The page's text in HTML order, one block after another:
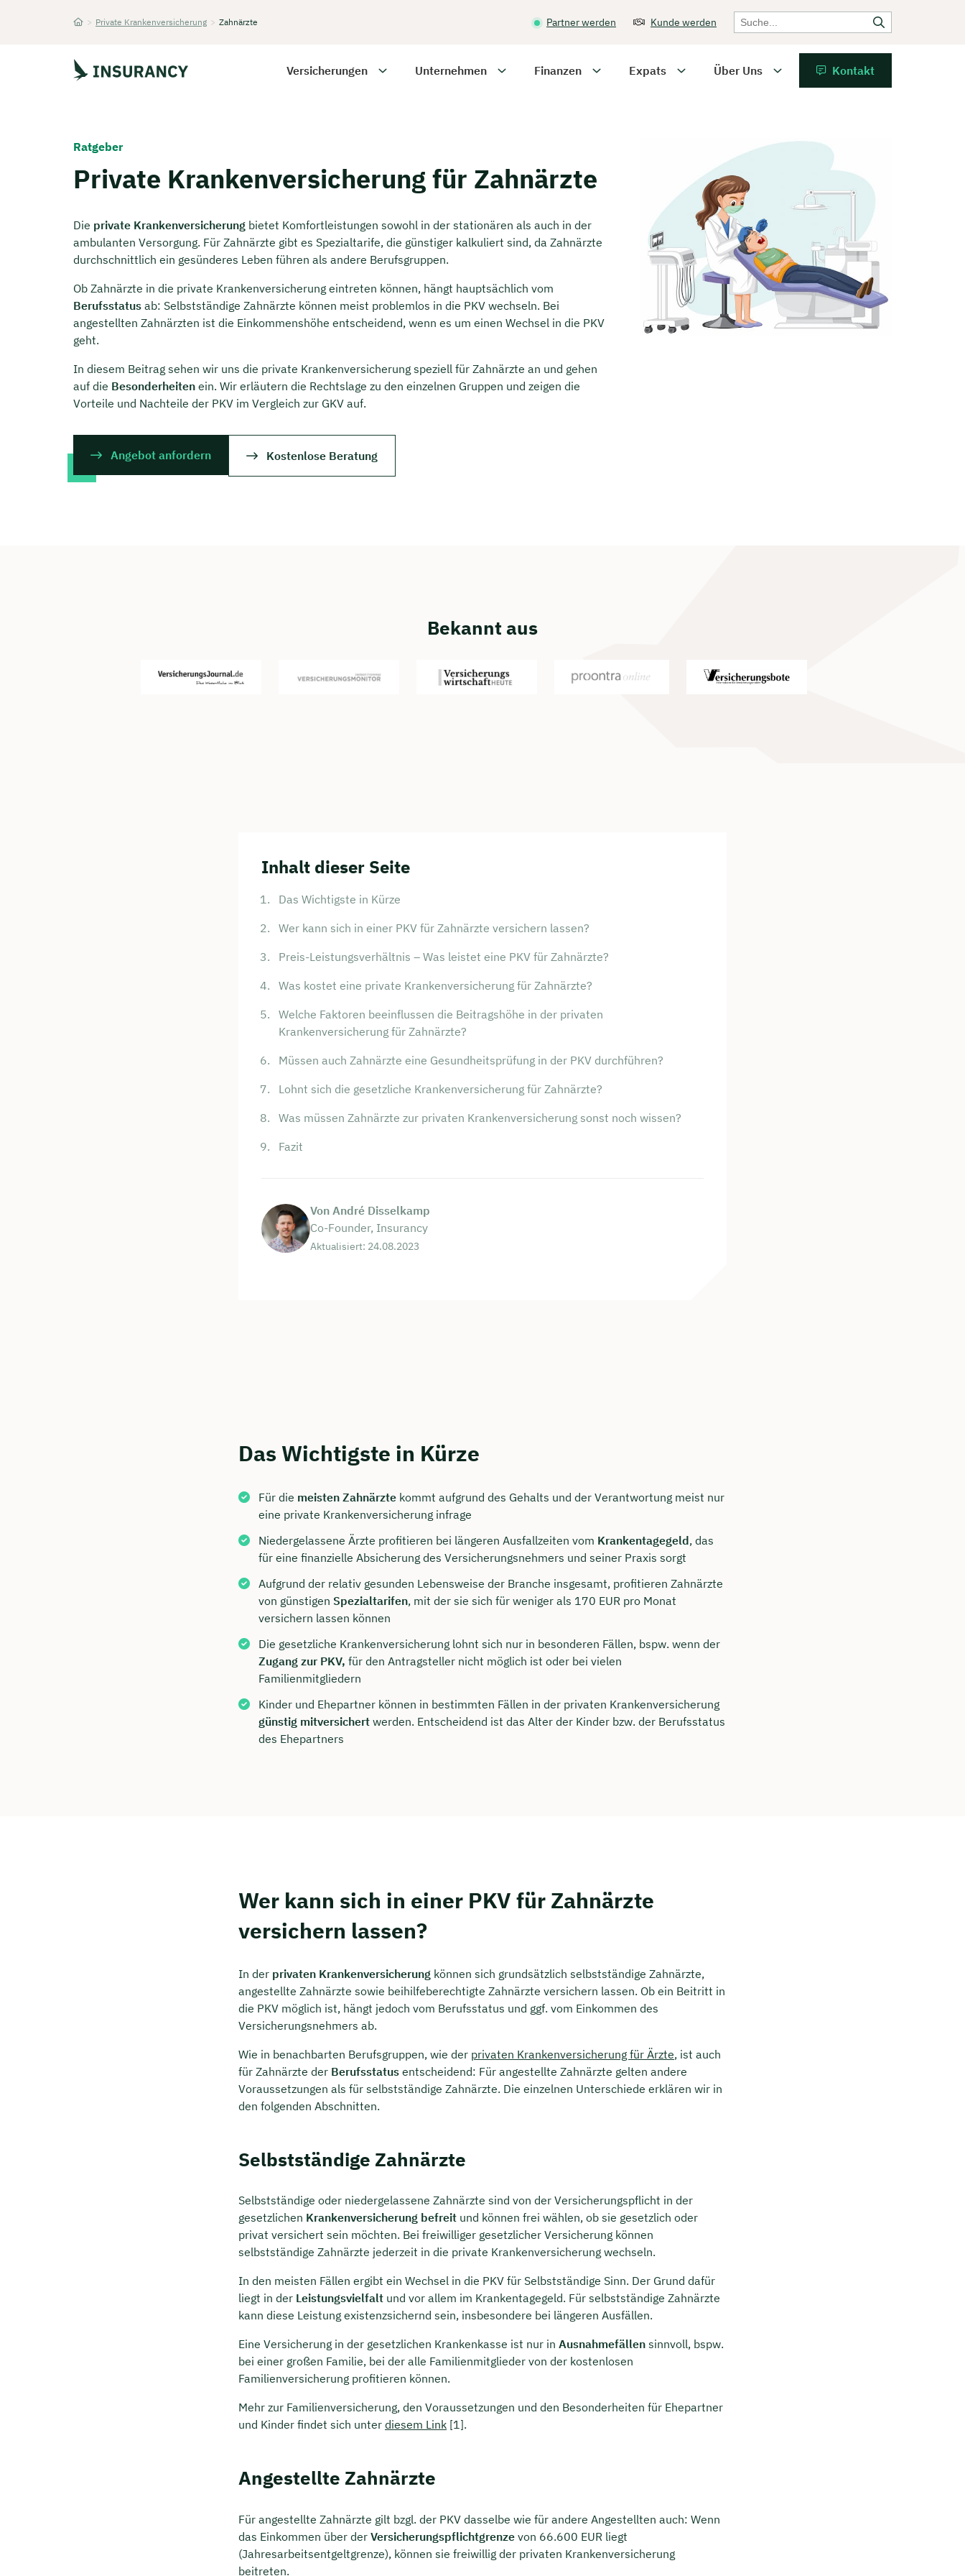
> Private Krankenversicherung > Zahnärzte Partner werden Kunde werden
Versicherungen Unternehmen Finanzen Expats Über Uns Kontakt
Ratgeber
Private Krankenversicherung für Zahnärzte
Die private Krankenversicherung bietet Komfortleistungen sowohl in der stationären als auch in der
ambulanten Versorgung. Für Zahnärzte gibt es Spezialtarife, die günstiger kalkuliert sind, da Zahnärzte
durchschnittlich ein gesünderes Leben führen als andere Berufsgruppen.
Ob Zahnärzte in die private Krankenversicherung eintreten können, hängt hauptsächlich vom
Berufsstatus ab: Selbstständige Zahnärzte können meist problemlos in die PKV wechseln. Bei
angestellten Zahnärzten ist die Einkommenshöhe entscheidend, wenn es um einen Wechsel in die PKV
geht.
In diesem Beitrag sehen wir uns die private Krankenversicherung speziell für Zahnärzte an und gehen
auf die Besonderheiten ein. Wir erläutern die Rechtslage zu den einzelnen Gruppen und zeigen die
Vorteile und Nachteile der PKV im Vergleich zur GKV auf.
Angebot anfordern Kostenlose Beratung
Bekannt aus
Inhalt dieser Seite
Das Wichtigste in Kürze
Wer kann sich in einer PKV für Zahnärzte versichern lassen?
Preis-Leistungsverhältnis – Was leistet eine PKV für Zahnärzte?
Was kostet eine private Krankenversicherung für Zahnärzte?
Welche Faktoren beeinflussen die Beitragshöhe in der privaten
Krankenversicherung für Zahnärzte?
Müssen auch Zahnärzte eine Gesundheitsprüfung in der PKV durchführen?
Lohnt sich die gesetzliche Krankenversicherung für Zahnärzte?
Was müssen Zahnärzte zur privaten Krankenversicherung sonst noch wissen?
Fazit
Von André Disselkamp
Co-Founder, Insurancy
Aktualisiert: 24.08.2023
Das Wichtigste in Kürze
Für die meisten Zahnärzte kommt aufgrund des Gehalts und der Verantwortung meist nur
eine private Krankenversicherung infrage
Niedergelassene Ärzte profitieren bei längeren Ausfallzeiten vom Krankentagegeld, das
für eine finanzielle Absicherung des Versicherungsnehmers und seiner Praxis sorgt
Aufgrund der relativ gesunden Lebensweise der Branche insgesamt, profitieren Zahnärzte
von günstigen Spezialtarifen, mit der sie sich für weniger als 170 EUR pro Monat
versichern lassen können
Die gesetzliche Krankenversicherung lohnt sich nur in besonderen Fällen, bspw. wenn der
Zugang zur PKV, für den Antragsteller nicht möglich ist oder bei vielen
Familienmitgliedern
Kinder und Ehepartner können in bestimmten Fällen in der privaten Krankenversicherung
günstig mitversichert werden. Entscheidend ist das Alter der Kinder bzw. der Berufsstatus
des Ehepartners
Wer kann sich in einer PKV für Zahnärzte
versichern lassen?
In der privaten Krankenversicherung können sich grundsätzlich selbstständige Zahnärzte,
angestellte Zahnärzte sowie beihilfeberechtigte Zahnärzte versichern lassen. Ob ein Beitritt in
die PKV möglich ist, hängt jedoch vom Berufsstatus und ggf. vom Einkommen des
Versicherungsnehmers ab.
Wie in benachbarten Berufsgruppen, wie der privaten Krankenversicherung für Ärzte, ist auch
für Zahnärzte der Berufsstatus entscheidend: Für angestellte Zahnärzte gelten andere
Voraussetzungen als für selbstständige Zahnärzte. Die einzelnen Unterschiede erklären wir in
den folgenden Abschnitten.
Selbstständige Zahnärzte
Selbstständige oder niedergelassene Zahnärzte sind von der Versicherungspflicht in der
gesetzlichen Krankenversicherung befreit und können frei wählen, ob sie gesetzlich oder
privat versichert sein möchten. Bei freiwilliger gesetzlicher Versicherung können
selbstständige Zahnärzte jederzeit in die private Krankenversicherung wechseln.
In den meisten Fällen ergibt ein Wechsel in die PKV für Selbstständige Sinn. Der Grund dafür
liegt in der Leistungsvielfalt und vor allem im Krankentagegeld. Für selbstständige Zahnärzte
kann diese Leistung existenzsichernd sein, insbesondere bei längeren Ausfällen.
Eine Versicherung in der gesetzlichen Krankenkasse ist nur in Ausnahmefällen sinnvoll, bspw.
bei einer großen Familie, bei der alle Familienmitglieder von der kostenlosen
Familienversicherung profitieren können.
Mehr zur Familienversicherung, den Voraussetzungen und den Besonderheiten für Ehepartner
und Kinder findet sich unter diesem Link [1].
Angestellte Zahnärzte
Für angestellte Zahnärzte gilt bzgl. der PKV dasselbe wie für andere Angestellten auch: Wenn
das Einkommen über der Versicherungspflichtgrenze von 66.600 EUR liegt
(Jahresarbeitsentgeltgrenze), können sie freiwillig der privaten Krankenversicherung
beitreten.
Beratungsgespräch mit Christian
Bulik sichern 🤝
Wir beraten dich Montag bis Freitag von 8 bis 18 Uhr
Dauer: ca. 30 Minuten
Kostenfrei & unverbindlich
🗓️ Wählen Sie jetzt Ihren Wunschtermin:
Meeting buchen